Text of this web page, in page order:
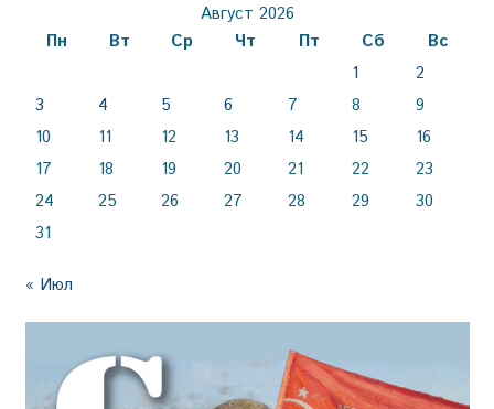
Август 2026
Пн
Вт Ср Чт Пт Сб
Вс
1
2
3
4 5 6 7 8
9
10
11 12 13 14 15
16
17
18 19 20 21 22
23
24
25 26 27 28 29
30
31
« Июл